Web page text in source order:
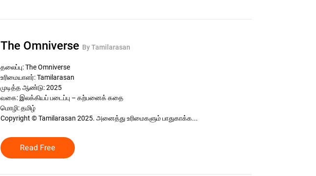
The Omniverse By Tamilarasan
தலைப்பு: The Omniverse
உரிமையாளர்: Tamilarasan
முடித்த ஆண்டு: 2025
வகை: இலக்கியப் படைப்பு – கற்பனைக் கதை
மொழி: தமிழ்
Copyright © Tamilarasan 2025. அனைத்து உரிமைகளும் பாதுகாக்க...
Read Free